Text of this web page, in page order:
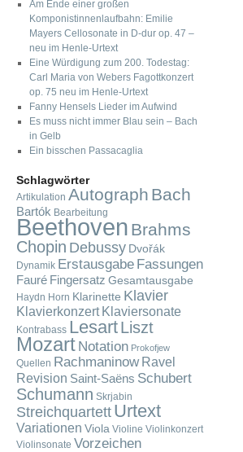
Am Ende einer großen
Komponistinnenlaufbahn: Emilie
Mayers Cellosonate in D-dur op. 47 –
neu im Henle-Urtext
Eine Würdigung zum 200. Todestag:
Carl Maria von Webers Fagottkonzert
op. 75 neu im Henle-Urtext
Fanny Hensels Lieder im Aufwind
Es muss nicht immer Blau sein – Bach
in Gelb
Ein bisschen Passacaglia
Schlagwörter
Artikulation Autograph Bach
Bartók Bearbeitung
Beethoven Brahms
Chopin Debussy Dvořák
Dynamik Erstausgabe Fassungen
Fauré Fingersatz Gesamtausgabe
Haydn Horn Klarinette Klavier
Klavierkonzert Klaviersonate
Kontrabass LesartLiszt
Mozart Notation Prokofjew
Quellen Rachmaninow Ravel
Revision Saint-Saëns Schubert
Schumann Skrjabin
Streichquartett Urtext
Variationen Viola Violine Violinkonzert
Violinsonate Vorzeichen